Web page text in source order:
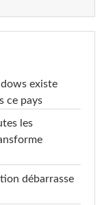
existe
ce pays
les
débarrasse